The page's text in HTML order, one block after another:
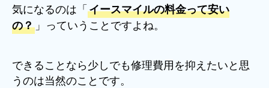
気になるのは「イースマイルの料金って安い
の？」っていうことですよね。
できることなら少しでも修理費用を抑えたいと思
うのは当然のことです。